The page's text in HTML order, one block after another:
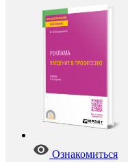
Ознакомиться